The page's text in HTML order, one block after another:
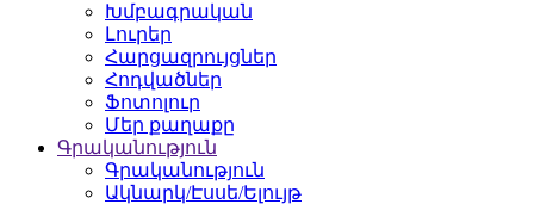
Խմբագրական
Լուրեր
Հարցազրույցներ
Հոդվածներ
Ֆոտոլուր
Մեր քաղաքը
Գրականություն
Գրականություն
Ակնարկ/Էսսե/Ելույթ